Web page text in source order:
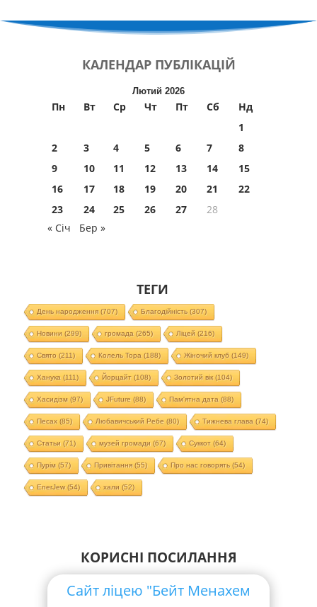
КАЛЕНДАР ПУБЛІКАЦІЙ
Лютий 2026
Пн Вт Ср Чт Пт Сб
Нд
1
2
3 4 5 6 7
8
9
10 11 12 13 14
15
16
17 18 19 20 21
22
23
24 25 26 27
28
« Січ
Бер »
ТЕГИ
День народження(707) Благодійність(307)
Новини (299) громада (265) Ліцей (216)
Свято (211) Колель Тора (188) Жіночий клуб (149)
Ханука (111) Йорцайт (108) Золотий вік(104)
Хасидізм (97) JFuture (88) Пам'ятна дата (88)
Песах(85) Любавичський Ребе (80) Тижнева глава (74)
Статьи (71) музей громади (67) Суккот (64)
Пурім (57) Привітання(55) Про нас говорять(54)
EnerJew(54) хали (52)
КОРИСНІ ПОСИЛАННЯ
Сайт ліцею "Бейт Менахем